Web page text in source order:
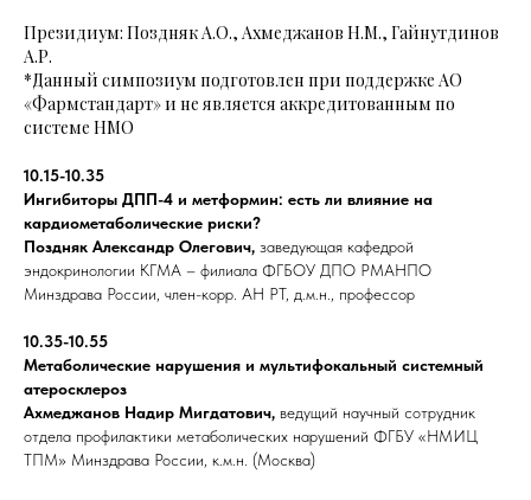
Президиум: Поздняк А.О., Ахмеджанов Н.М., Гайнутдинов
А.Р.
*Данный симпозиум подготовлен при поддержке АО
«Фармстандарт» и не является аккредитованным по
системе НМО
10.15-10.35
Ингибиторы ДПП-4 и метформин: есть ли влияние на
кардиометаболические риски?
Поздняк Александр Олегович, заведующая кафедрой
эндокринологии КГМА – филиала ФГБОУ ДПО РМАНПО
Минздрава России, член-корр. АН РТ, д.м.н., профессор
10.35-10.55
Метаболические нарушения и мультифокальный системный
атеросклероз
Ахмеджанов Надир Мигдатович, ведущий научный сотрудник
отдела профилактики метаболических нарушений ФГБУ «НМИЦ
ТПМ» Минздрава России, к.м.н. (Москва)